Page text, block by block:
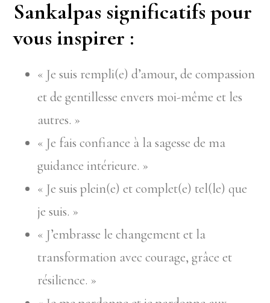
Sankalpas significatifs pour
vous inspirer :
« Je suis rempli(e) d’amour, de compassion
et de gentillesse envers moi-même et les
autres. »
« Je fais confiance à la sagesse de ma
guidance intérieure. »
« Je suis plein(e) et complet(e) tel(le) que
je suis. »
« J’embrasse le changement et la
transformation avec courage, grâce et
résilience. »